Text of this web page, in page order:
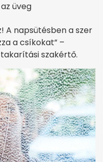
üveg
A napsütésben a szer
a csíkokat” –
szakértő.